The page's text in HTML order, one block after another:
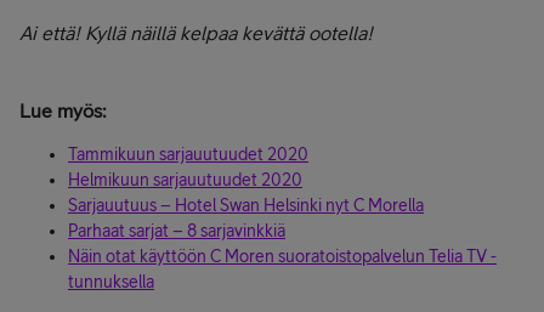
Ai että! Kyllä näillä kelpaa kevättä ootella!
Lue myös:
Tammikuun sarjauutuudet 2020
Helmikuun sarjauutuudet 2020
Sarjauutuus – Hotel Swan Helsinki nyt C Morella
Parhaat sarjat – 8 sarjavinkkiä
Näin otat käyttöön C Moren suoratoistopalvelun Telia TV -
tunnuksella